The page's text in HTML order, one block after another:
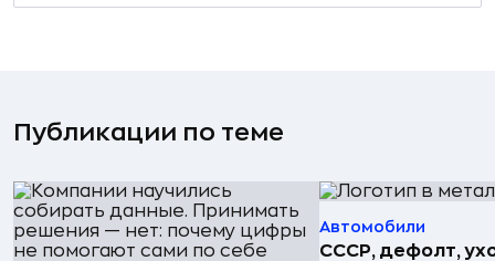
Публикации по теме
Автомобили
СССР, дефолт,